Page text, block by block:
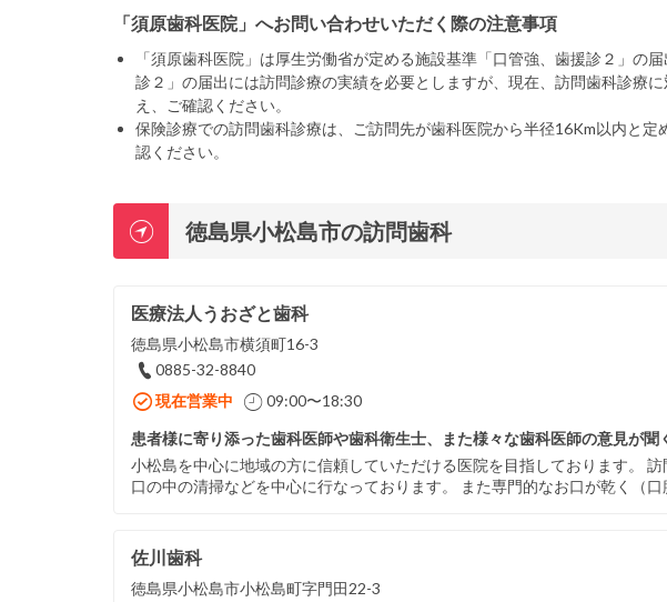
「須原歯科医院」へお問い合わせいただく際の注意事項
「須原歯科医院」は厚生労働省が定める施設基準「口管強、歯援診２」の
診２」の届出には訪問診療の実績を必要としますが、現在、訪問歯科診療
え、ご確認ください。
保険診療での訪問歯科診療は、ご訪問先が歯科医院から半径16Km以内と
認ください。
徳島県小松島市の訪問歯科
医療法人うおざと歯科
徳島県小松島市横須町16-3
0885-32-8840
現在営業中
09:00〜18:30
患者様に寄り添った歯科医師や歯科衛生士、また様々な歯科医師の意見が聞
小松島を中心に地域の方に信頼していただける医院を目指しております。
口の中の清掃などを中心に行なっております。 また専門的なお口が乾く（
佐川歯科
徳島県小松島市小松島町字門田22-3